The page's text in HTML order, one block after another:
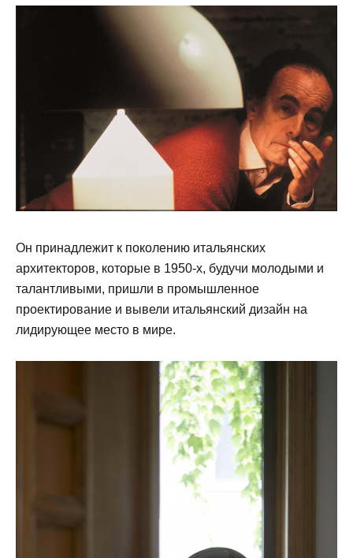
Он принадлежит к поколению итальянских
архитекторов, которые в 1950-х, будучи молодыми и
талантливыми, пришли в промышленное
проектирование и вывели итальянский дизайн на
лидирующее место в мире.